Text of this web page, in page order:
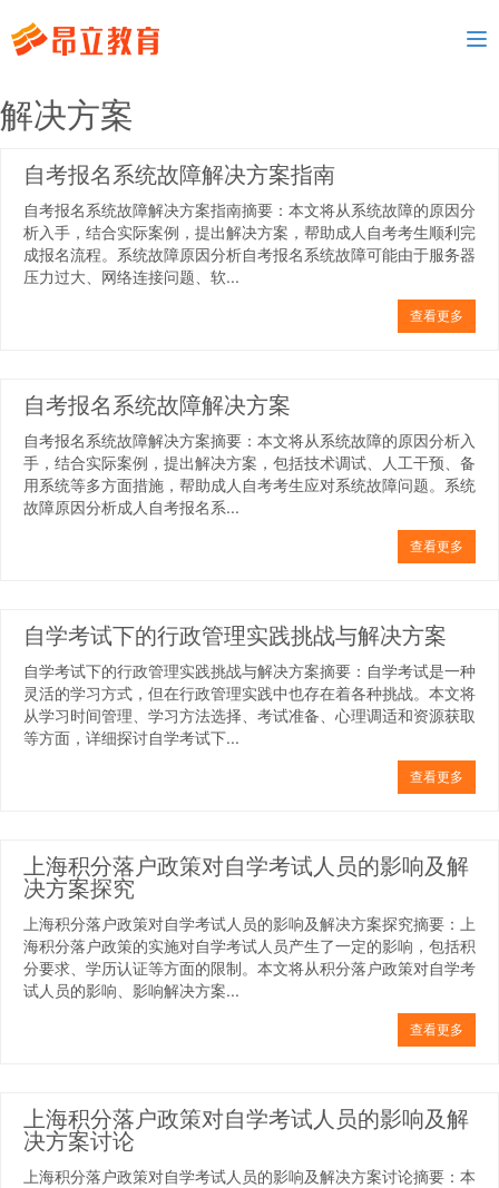
解决方案
自考报名系统故障解决方案指南
自考报名系统故障解决方案指南摘要：本文将从系统故障的原因分
析入手，结合实际案例，提出解决方案，帮助成人自考考生顺利完
成报名流程。系统故障原因分析自考报名系统故障可能由于服务器
压力过大、网络连接问题、软...
查看更多
自考报名系统故障解决方案
自考报名系统故障解决方案摘要：本文将从系统故障的原因分析入
手，结合实际案例，提出解决方案，包括技术调试、人工干预、备
用系统等多方面措施，帮助成人自考考生应对系统故障问题。系统
故障原因分析成人自考报名系...
查看更多
自学考试下的行政管理实践挑战与解决方案
自学考试下的行政管理实践挑战与解决方案摘要：自学考试是一种
灵活的学习方式，但在行政管理实践中也存在着各种挑战。本文将
从学习时间管理、学习方法选择、考试准备、心理调适和资源获取
等方面，详细探讨自学考试下...
查看更多
上海积分落户政策对自学考试人员的影响及解
决方案探究
上海积分落户政策对自学考试人员的影响及解决方案探究摘要：上
海积分落户政策的实施对自学考试人员产生了一定的影响，包括积
分要求、学历认证等方面的限制。本文将从积分落户政策对自学考
试人员的影响、影响解决方案...
查看更多
上海积分落户政策对自学考试人员的影响及解
决方案讨论
上海积分落户政策对自学考试人员的影响及解决方案讨论摘要：本